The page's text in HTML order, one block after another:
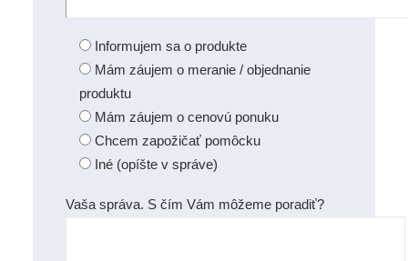
Informujem sa o produkte
Mám záujem o meranie / objednanie
produktu
Mám záujem o cenovú ponuku
Chcem zapožičať pomôcku
Iné (opíšte v správe)
Vaša správa. S čím Vám môžeme poradiť?